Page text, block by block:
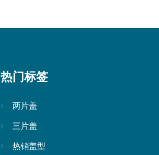
热门标签
两片盖
三片盖
热销盖型